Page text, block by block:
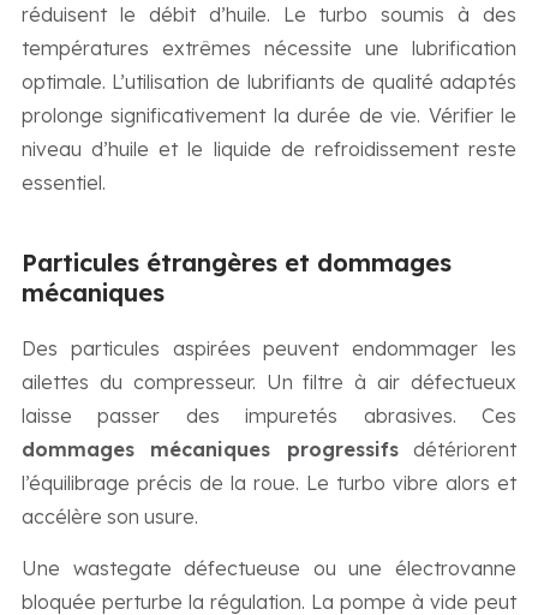
réduisent le débit d’huile. Le turbo soumis à des
températures extrêmes nécessite une lubrification
optimale. L’utilisation de lubrifiants de qualité adaptés
prolonge significativement la durée de vie. Vérifier le
niveau d’huile et le liquide de refroidissement reste
essentiel.
Particules étrangères et dommages
mécaniques
Des particules aspirées peuvent endommager les
ailettes du compresseur. Un filtre à air défectueux
laisse passer des impuretés abrasives. Ces
dommages mécaniques progressifsdétériorent
l’équilibrage précis de la roue. Le turbo vibre alors et
accélère son usure.
Une wastegate défectueuse ou une électrovanne
bloquée perturbe la régulation. La pompe à vide peut